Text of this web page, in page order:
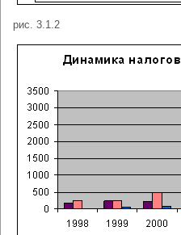
рис. 3.1.2